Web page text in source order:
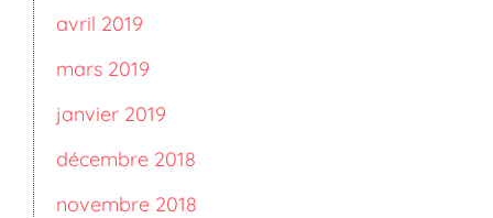
avril 2019
mars 2019
janvier 2019
décembre 2018
novembre 2018